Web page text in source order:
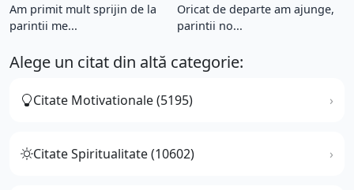
Am primit mult sprijin de la
parintii me...
Oricat de departe am ajunge,
parintii no...
Alege un citat din altă categorie:
Citate Motivationale (5195)
Citate Spiritualitate (10602)